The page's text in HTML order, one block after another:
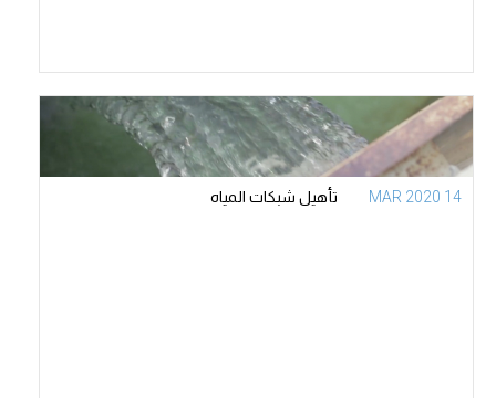
14 MAR 2020 تأهيل شبكات المياه